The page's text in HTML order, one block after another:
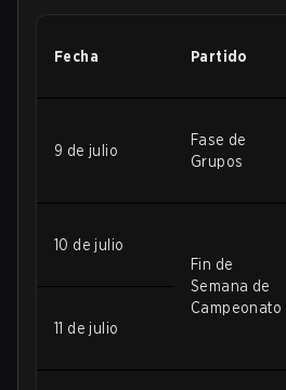
Fecha Partido
9 de julio
Fase de
Grupos
10 de julio
Fin de
Semana de
Campeonato
11 de julio